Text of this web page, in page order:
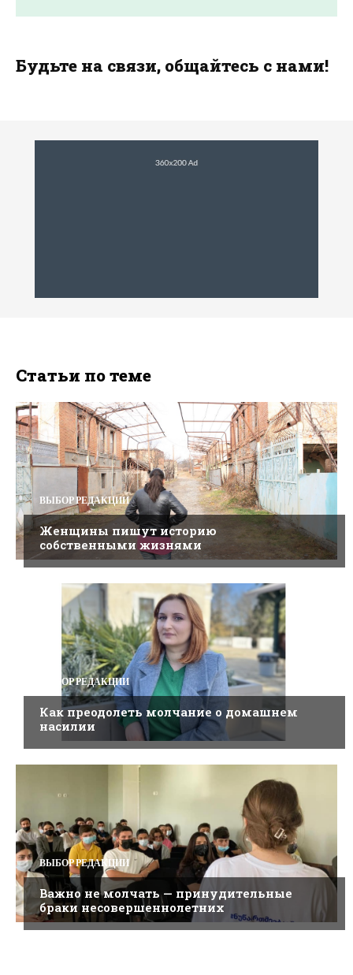
Будьте на связи, общайтесь с нами!
Статьи по теме
ВЫБОР РЕДАКЦИИ
Женщины пишут историю
собственными жизнями
ВЫБОР РЕДАКЦИИ
Как преодолеть молчание о домашнем
насилии
ВЫБОР РЕДАКЦИИ
Важно не молчать — принудительные
браки несовершеннолетних